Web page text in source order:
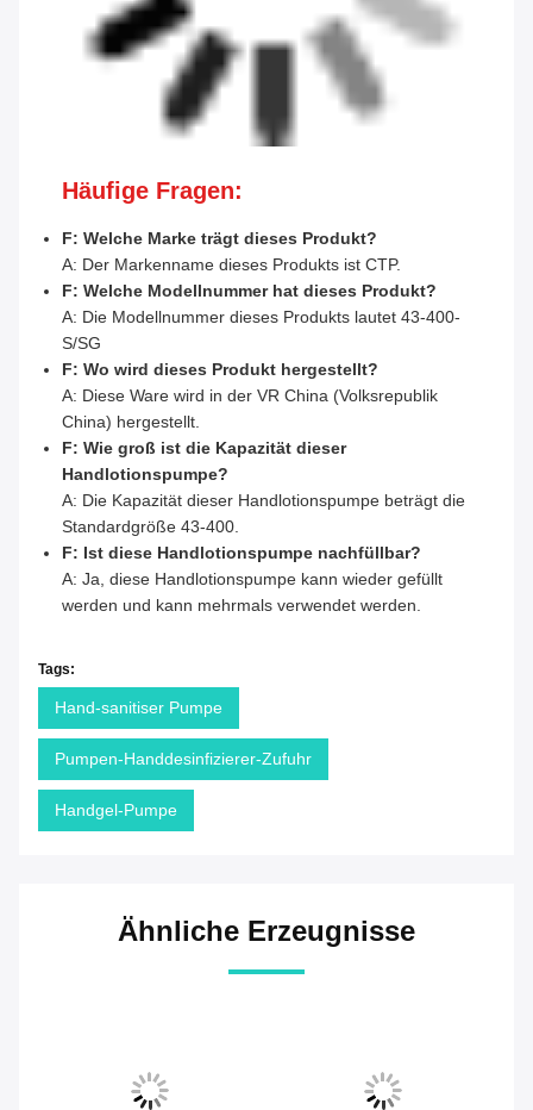
Häufige Fragen:
F: Welche Marke trägt dieses Produkt?
A: Der Markenname dieses Produkts ist CTP.
F: Welche Modellnummer hat dieses Produkt?
A: Die Modellnummer dieses Produkts lautet 43-400-
S/SG
F: Wo wird dieses Produkt hergestellt?
A: Diese Ware wird in der VR China (Volksrepublik
China) hergestellt.
F: Wie groß ist die Kapazität dieser
Handlotionspumpe?
A: Die Kapazität dieser Handlotionspumpe beträgt die
Standardgröße 43-400.
F: Ist diese Handlotionspumpe nachfüllbar?
A: Ja, diese Handlotionspumpe kann wieder gefüllt
werden und kann mehrmals verwendet werden.
Tags:
Hand-sanitiser Pumpe
Pumpen-Handdesinfizierer-Zufuhr
Handgel-Pumpe
Ähnliche Erzeugnisse